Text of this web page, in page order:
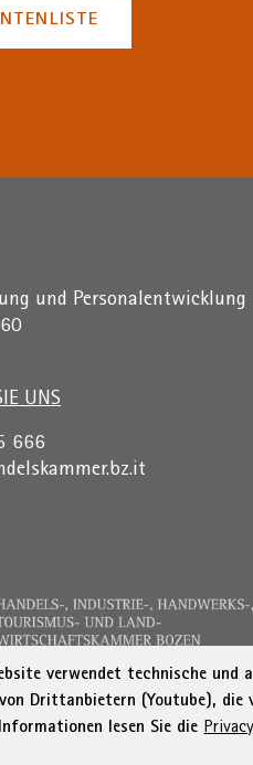
und Personalentwicklung
UNS
666
verwendet technische und
Drittanbietern (Youtube), die
lesen Sie die